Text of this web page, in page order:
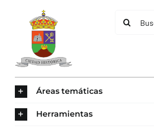
contenido
Buscar:
Áreas temáticas
Herramientas